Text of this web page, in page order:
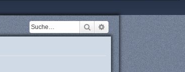
Suche Erweiterte Suche